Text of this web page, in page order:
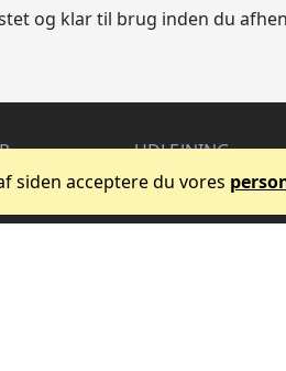
og klar til brug inden du
UDLEJNING
Lyd og Højtaler
Event Tilbehør
siden acceptere du vores